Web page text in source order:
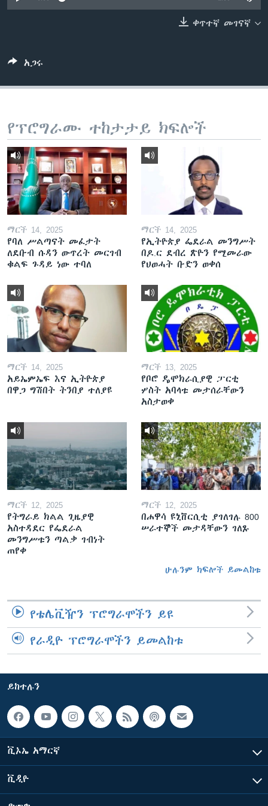
ቀጥተኛ መገናኛ
አጋሩ
የፕሮግራሙ ተከታታይ ክፍሎች
ማርች 14, 2025
የባለ ሥልጣናት መፈታት
ለደቡብ ሱዳን ውጥረት መርገብ
ቁልፍ ጉዳይ ነው ተባለ
ማርች 14, 2025
የኢትዮጵያ ፌደራል መንግሥት
በዶ.ር ደብረ ጽዮን የሚመራው
የህወሓት ቡድን ወቀሰ
ማርች 14, 2025
አይኤምኤፍ እና ኢትዮጵያ
በዋጋ ግሽበት ትንበያ ተለያዩ
ማርች 13, 2025
የቦሮ ዴሞክራሲያዊ ፓርቲ
ሦስት አባላቱ መታሰራቸውን
አስታወቀ
ማርች 12, 2025
የትግራይ ክልል ጊዜያዊ
አስተዳደር የፌደራል
መንግሥቱን ጣልቃ ገብነት
ጠየቀ
ማርች 12, 2025
በሐዋሳ ዩኒቨርሲቲ ያገለገሉ 800
ሠራተኞች መታዳቸውን ገለጹ
ሁሉንም ክፍሎች ይመልከቱ
የቴሌቪዥን ፕሮግራሞችን ይዩ
የራዲዮ ፕሮግራሞችን ይመልከቱ
ይከተሉን
ቪኦኤ አማርኛ
ቪዲዮ